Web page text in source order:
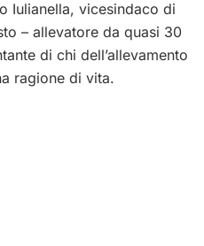
Iulianella, vicesindaco di
– allevatore da quasi 30
di chi dell’allevamento
ragione di vita.